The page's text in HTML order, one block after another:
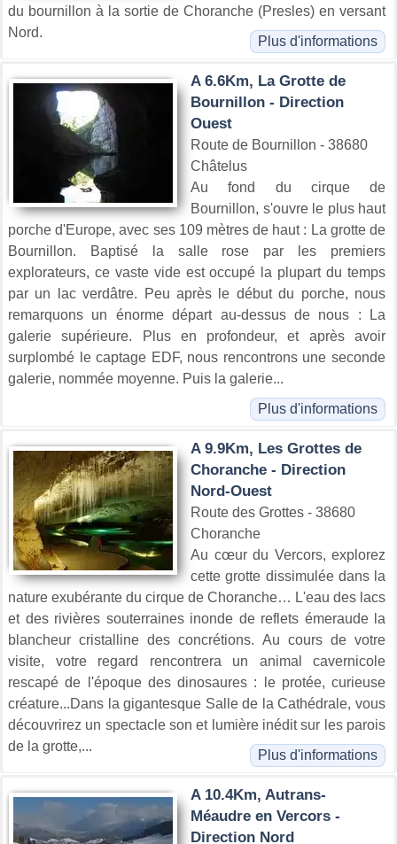
du bournillon à la sortie de Choranche (Presles) en versant
Nord.
Plus d'informations
A 6.6Km, La Grotte de
Bournillon - Direction
Ouest
Route de Bournillon - 38680
Châtelus
Au fond du cirque de
Bournillon, s'ouvre le plus haut
porche d'Europe, avec ses 109 mètres de haut : La grotte de
Bournillon. Baptisé la salle rose par les premiers
explorateurs, ce vaste vide est occupé la plupart du temps
par un lac verdâtre. Peu après le début du porche, nous
remarquons un énorme départ au-dessus de nous : La
galerie supérieure. Plus en profondeur, et après avoir
surplombé le captage EDF, nous rencontrons une seconde
galerie, nommée moyenne. Puis la galerie...
Plus d'informations
A 9.9Km, Les Grottes de
Choranche - Direction
Nord-Ouest
Route des Grottes - 38680
Choranche
Au cœur du Vercors, explorez
cette grotte dissimulée dans la
nature exubérante du cirque de Choranche… L'eau des lacs
et des rivières souterraines inonde de reflets émeraude la
blancheur cristalline des concrétions. Au cours de votre
visite, votre regard rencontrera un animal cavernicole
rescapé de l'époque des dinosaures : le protée, curieuse
créature...Dans la gigantesque Salle de la Cathédrale, vous
découvrirez un spectacle son et lumière inédit sur les parois
de la grotte,...
Plus d'informations
A 10.4Km, Autrans-
Méaudre en Vercors -
Direction Nord